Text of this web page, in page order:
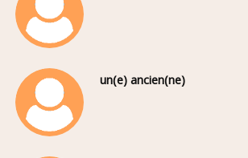
un(e) ancien(ne)